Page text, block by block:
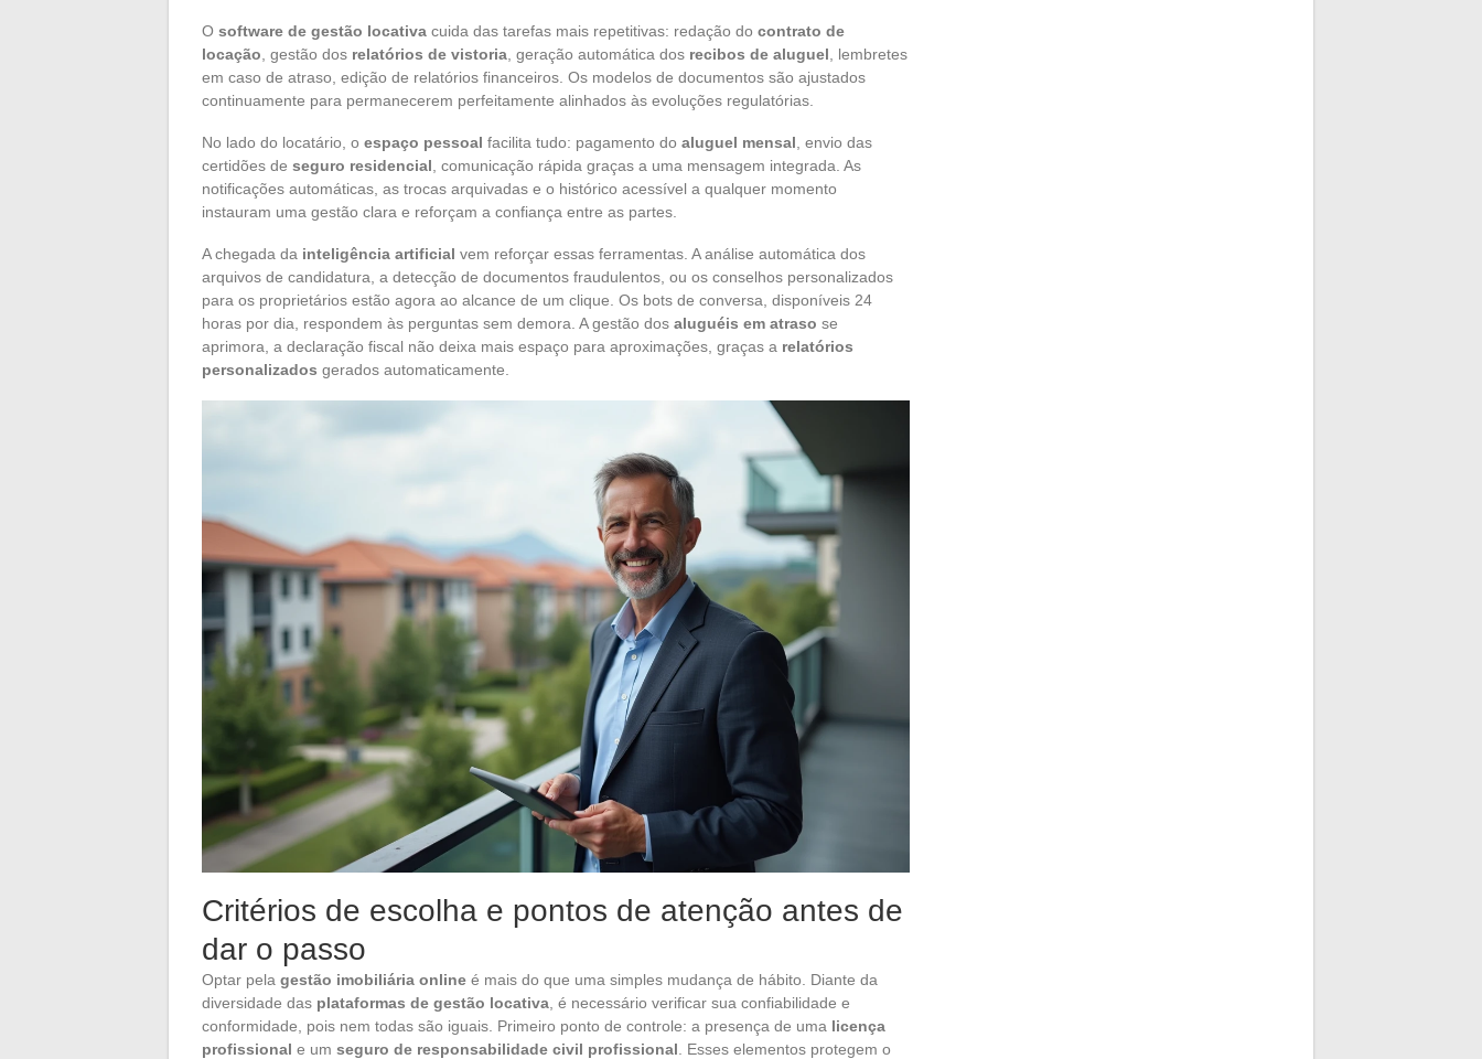
O software de gestão locativa cuida das tarefas mais repetitivas: redação do contrato de
locação , gestão dos relatórios de vistoria , geração automática dos recibos de aluguel , lembretes
em caso de atraso, edição de relatórios financeiros. Os modelos de documentos são ajustados
continuamente para permanecerem perfeitamente alinhados às evoluções regulatórias.
No lado do locatário, o espaço pessoal facilita tudo: pagamento do aluguel mensal , envio das
certidões de seguro residencial , comunicação rápida graças a uma mensagem integrada. As
notificações automáticas, as trocas arquivadas e o histórico acessível a qualquer momento
instauram uma gestão clara e reforçam a confiança entre as partes.
A chegada da inteligência artificial vem reforçar essas ferramentas. A análise automática dos
arquivos de candidatura, a detecção de documentos fraudulentos, ou os conselhos personalizados
para os proprietários estão agora ao alcance de um clique. Os bots de conversa, disponíveis 24
horas por dia, respondem às perguntas sem demora. A gestão dos aluguéis em atraso se
aprimora, a declaração fiscal não deixa mais espaço para aproximações, graças a relatórios
personalizados gerados automaticamente.
Critérios de escolha e pontos de atenção antes de
dar o passo
Optar pela gestão imobiliária online é mais do que uma simples mudança de hábito. Diante da
diversidade das plataformas de gestão locativa , é necessário verificar sua confiabilidade e
conformidade, pois nem todas são iguais. Primeiro ponto de controle: a presença de uma licença
profissional e um seguro de responsabilidade civil profissional . Esses elementos protegem o